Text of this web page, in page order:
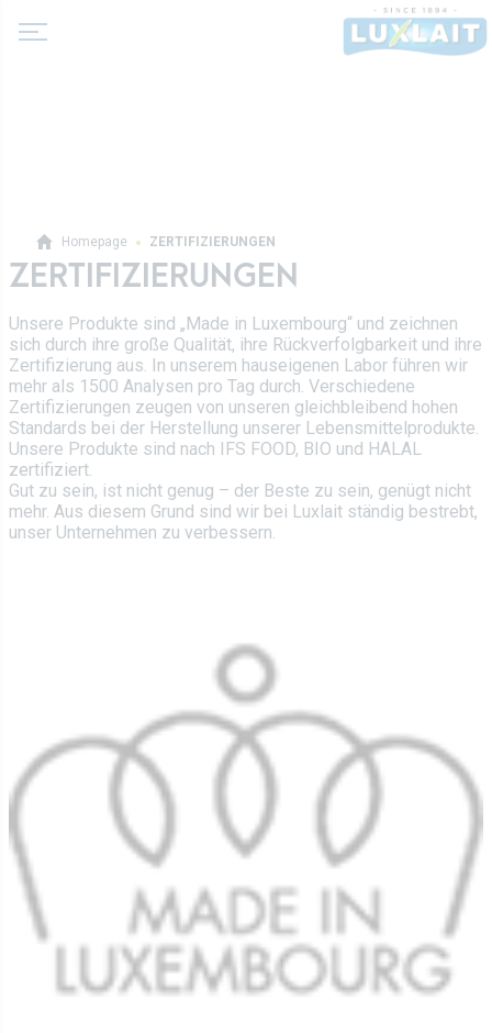
Neuigkeiten
Geschichte
Werte
Direktion
Rezepte
Zertifizierungen
Stellenangebote
Kontakt
Produkte
Milch und Milchgetränke
Fermentierte Milch
Butter
Sahne
Frischkäse
Käse
Kekse
Pflanzliche Getränke
0 km Milch
Luxlait Pro­fes­si­o­nell
Pro-Produkte
Tetra Pak
Homepage ZERTIFIZIERUNGEN
ZERTIFIZIERUNGEN
Unsere Produkte sind „Made in Luxembourg“ und zeichnen
sich durch ihre große Qualität, ihre Rückverfolgbarkeit und ihre
Zertifizierung aus. In unserem hauseigenen Labor führen wir
mehr als 1500 Analysen pro Tag durch. Verschiedene
Zertifizierungen zeugen von unseren gleichbleibend hohen
Standards bei der Herstellung unserer Lebensmittelprodukte.
Unsere Produkte sind nach IFS FOOD, BIO und HALAL
zertifiziert.
Gut zu sein, ist nicht genug – der Beste zu sein, genügt nicht
mehr. Aus diesem Grund sind wir bei Luxlait ständig bestrebt,
unser Unternehmen zu verbessern.